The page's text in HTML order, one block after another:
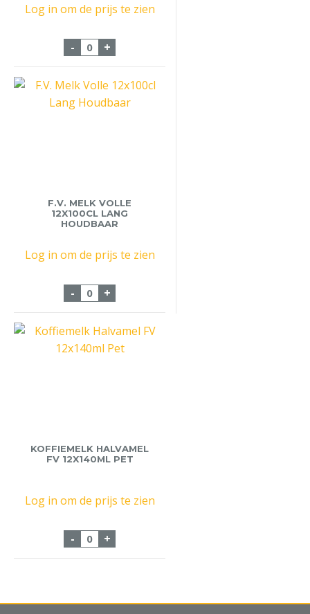
Log in om de prijs te zien
- Completa Creamer Zak 1000gr aantal
+
F.V. MELK VOLLE
12X100CL LANG
HOUDBAAR
Log in om de prijs te zien
- F.V. Melk Volle 12x100cl Lang Houdbaar
+
KOFFIEMELK HALVAMEL
FV 12X140ML PET
Log in om de prijs te zien
- Koffiemelk Halvamel FV 12x140ml Pet
+